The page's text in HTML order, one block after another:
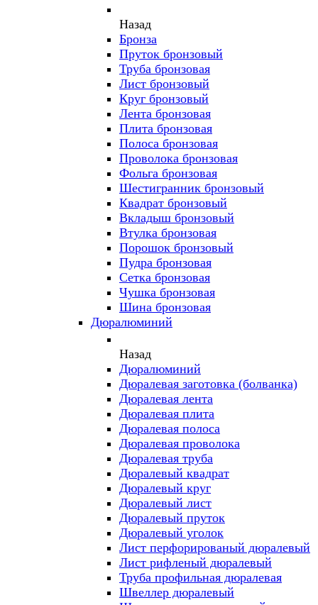
Назад
Бронза
Пруток бронзовый
Труба бронзовая
Лист бронзовый
Круг бронзовый
Лента бронзовая
Плита бронзовая
Полоса бронзовая
Проволока бронзовая
Фольга бронзовая
Шестигранник бронзовый
Квадрат бронзовый
Вкладыш бронзовый
Втулка бронзовая
Порошок бронзовый
Пудра бронзовая
Сетка бронзовая
Чушка бронзовая
Шина бронзовая
Дюралюминий
Назад
Дюралюминий
Дюралевая заготовка (болванка)
Дюралевая лента
Дюралевая плита
Дюралевая полоса
Дюралевая проволока
Дюралевая труба
Дюралевый квадрат
Дюралевый круг
Дюралевый лист
Дюралевый пруток
Дюралевый уголок
Лист перфорированый дюралевый
Лист рифленый дюралевый
Труба профильная дюралевая
Швеллер дюралевый